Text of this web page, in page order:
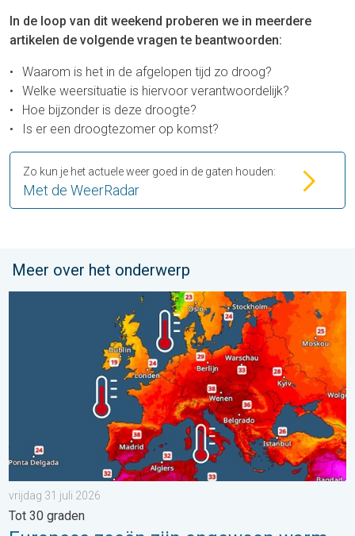
In de loop van dit weekend proberen we in meerdere
artikelen de volgende vragen te beantwoorden:
Waarom is het in de afgelopen tijd zo droog?
Welke weersituatie is hiervoor verantwoordelijk?
Hoe bijzonder is deze droogte?
Is er een droogtezomer op komst?
Met de WeerRadar
Zo kun je het actuele weer goed in de gaten houden:
Meer over het onderwerp
Europese zeeën zijn ongewoon warm. Tot 30 graden. . .
vrijdag 31 juli 2026
Tot 30 graden